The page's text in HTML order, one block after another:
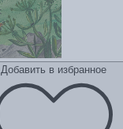
Добавить в избранное